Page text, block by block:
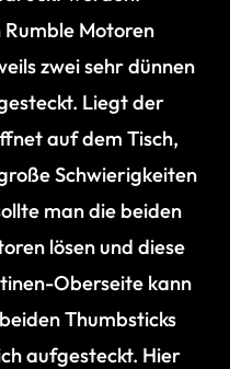
Motoren
zwei sehr dünnen
Liegt der
auf dem Tisch,
Schwierigkeiten
man die beiden
lösen und diese
Oberseite kann
Thumbsticks
aufgesteckt. Hier